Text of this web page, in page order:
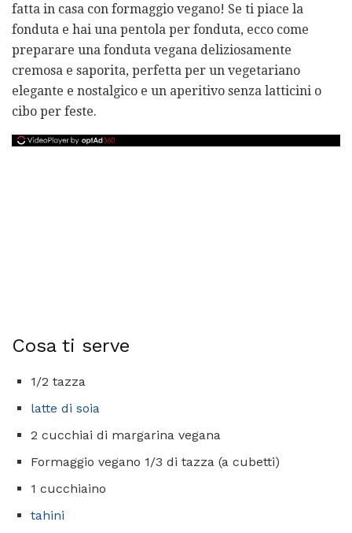
fatta in casa con formaggio vegano! Se ti piace la
fonduta e hai una pentola per fonduta, ecco come
preparare una fonduta vegana deliziosamente
cremosa e saporita, perfetta per un vegetariano
elegante e nostalgico e un aperitivo senza latticini o
cibo per feste.
Cosa ti serve
1/2 tazza
latte di soia
2 cucchiai di margarina vegana
Formaggio vegano 1/3 di tazza (a cubetti)
1 cucchiaino
tahini